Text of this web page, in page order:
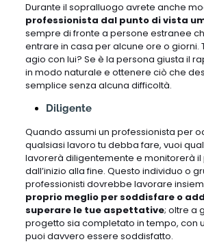
Durante il sopralluogo avrete anche
professionista dal punto di vista
sempre di fronte a persone estranee
entrare in casa per alcune ore o giorni.
agio con lui? Se è la persona giusta il
in modo naturale e ottenere ciò che
semplice senza alcuna difficoltà.
Diligente
Quando assumi un professionista per
qualsiasi lavoro tu debba fare, vuoi
lavorerà diligentemente e monitorerà
dall’inizio alla fine. Questo individuo o
professionisti dovrebbe lavorare
proprio meglio per soddisfare o
superare le tue aspettative; oltre a
progetto sia completato in tempo, con
puoi davvero essere soddisfatto.